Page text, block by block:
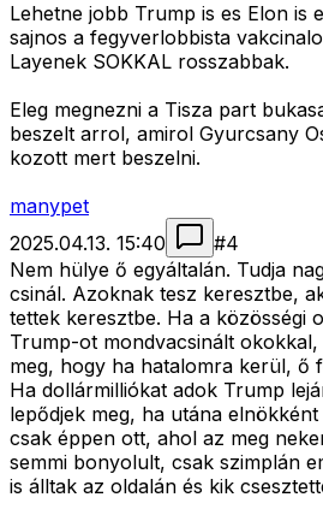
Lehetne jobb Trump is es Elon is
sajnos a fegyverlobbista
Layenek SOKKAL rosszabbak.
Eleg megnezni a Tisza part
beszelt arrol, amirol Gyurcsany
kozott mert beszelni.
manypet
2025.04.13. 15:40
#4
Nem hülye ő egyáltalán. Tudja
csinál. Azoknak tesz keresztbe,
tettek keresztbe. Ha a közösségi
Trump-ot mondvacsinált
meg, hogy ha hatalomra kerül, ő
Ha dollármilliókat adok Trump
lepődjek meg, ha utána
csak éppen ott, ahol az meg
semmi bonyolult, csak szimplán
is álltak az oldalán és kik